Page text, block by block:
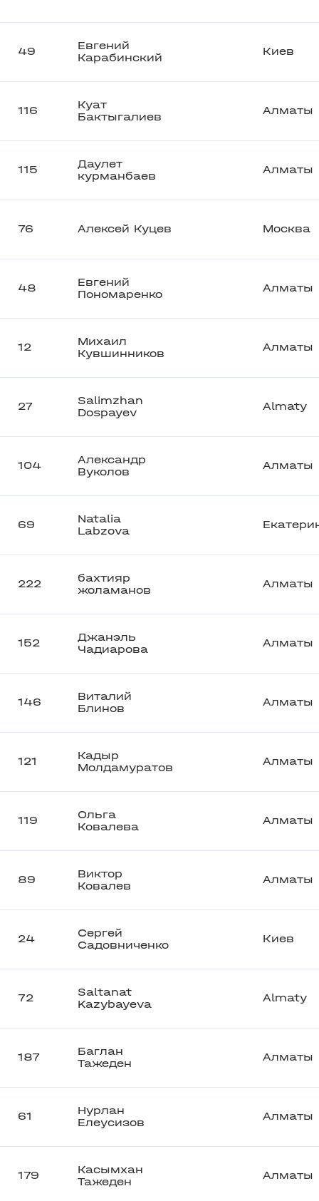
49
Евгений
Карабинский
Киев
116
Куат
Бактыгалиев
Алматы
115
Даулет
курманбаев
Алматы
76 Алексей Куцев Москва
48
Евгений
Пономаренко
Алматы
12
Михаил
Кувшинников
Алматы
27
Salimzhan
Dospayev
Almaty
104
Александр
Вуколов
Алматы
69
Natalia
Labzova
222
бахтияр
жоламанов
Алматы
152
Джанэль
Чадиарова
Алматы
146
Виталий
Блинов
Алматы
121
Кадыр
Молдамуратов
Алматы
119
Ольга
Ковалева
Алматы
89
Виктор
Ковалев
Алматы
24
Сергей
Садовниченко
Киев
72
Saltanat
Kazybayeva
Almaty
187
Баглан
Тажеден
Алматы
61
Нурлан
Елеусизов
Алматы
179
Касымхан
Тажеден
Алматы